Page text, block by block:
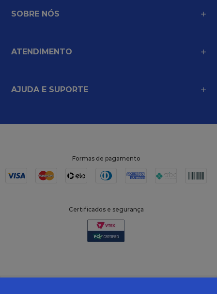
SOBRE NÓS
ATENDIMENTO
AJUDA E SUPORTE
Formas de pagamento
Certificados e segurança